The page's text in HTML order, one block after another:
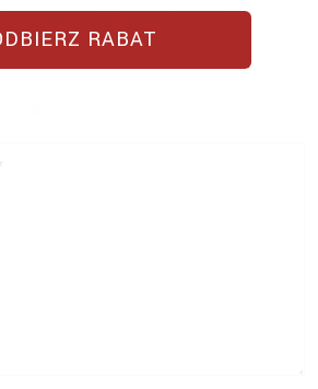
papierowych – historia, rodzaje
o których nie wiesz!
RABAT